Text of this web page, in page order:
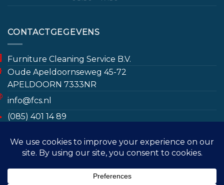
CONTACTGEGEVENS
Furniture Cleaning Service B.V.
Oude Apeldoornseweg 45-72
APELDOORN 7333NR
info@fcs.nl
(085) 401 14 89
(085) 401 14 89
MEUBELREINIGING
VLOERKLEED REINIGEN
Door gebruik te maken van deze website gaat u
akkoord met het opslaan van bepaalde gegevens
marketingdoeleinden. Meer informatie treft u in het